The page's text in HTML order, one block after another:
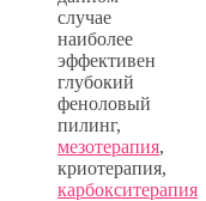
случае
наиболее
эффективен
глубокий
феноловый
пилинг,
мезотерапия,
криотерапия,
карбокситерапия